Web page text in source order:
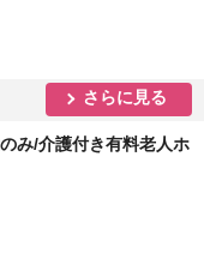
さらに見る
み/介護付き有料老人ホ